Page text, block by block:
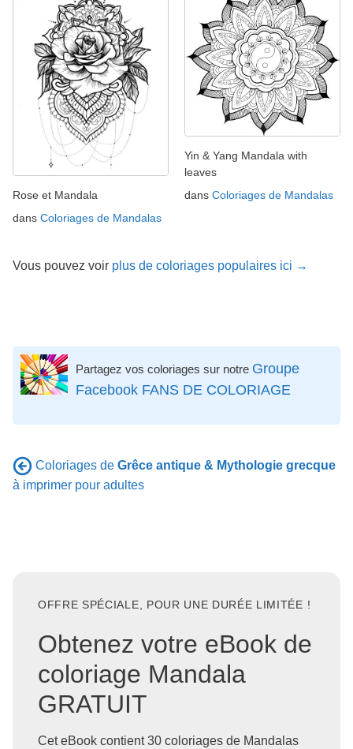
Rose et Mandala
dans Coloriages de Mandalas
Yin & Yang Mandala with
leaves
dans Coloriages de Mandalas
Vous pouvez voir plus de coloriages populaires ici →
Partagez vos coloriages sur notre Groupe
Facebook FANS DE COLORIAGE
Coloriages de Grêce antique & Mythologie grecque
à imprimer pour adultes
OFFRE SPÉCIALE, POUR UNE DURÉE LIMITÉE !
Obtenez votre eBook de
coloriage Mandala
GRATUIT
Cet eBook contient 30 coloriages de Mandalas